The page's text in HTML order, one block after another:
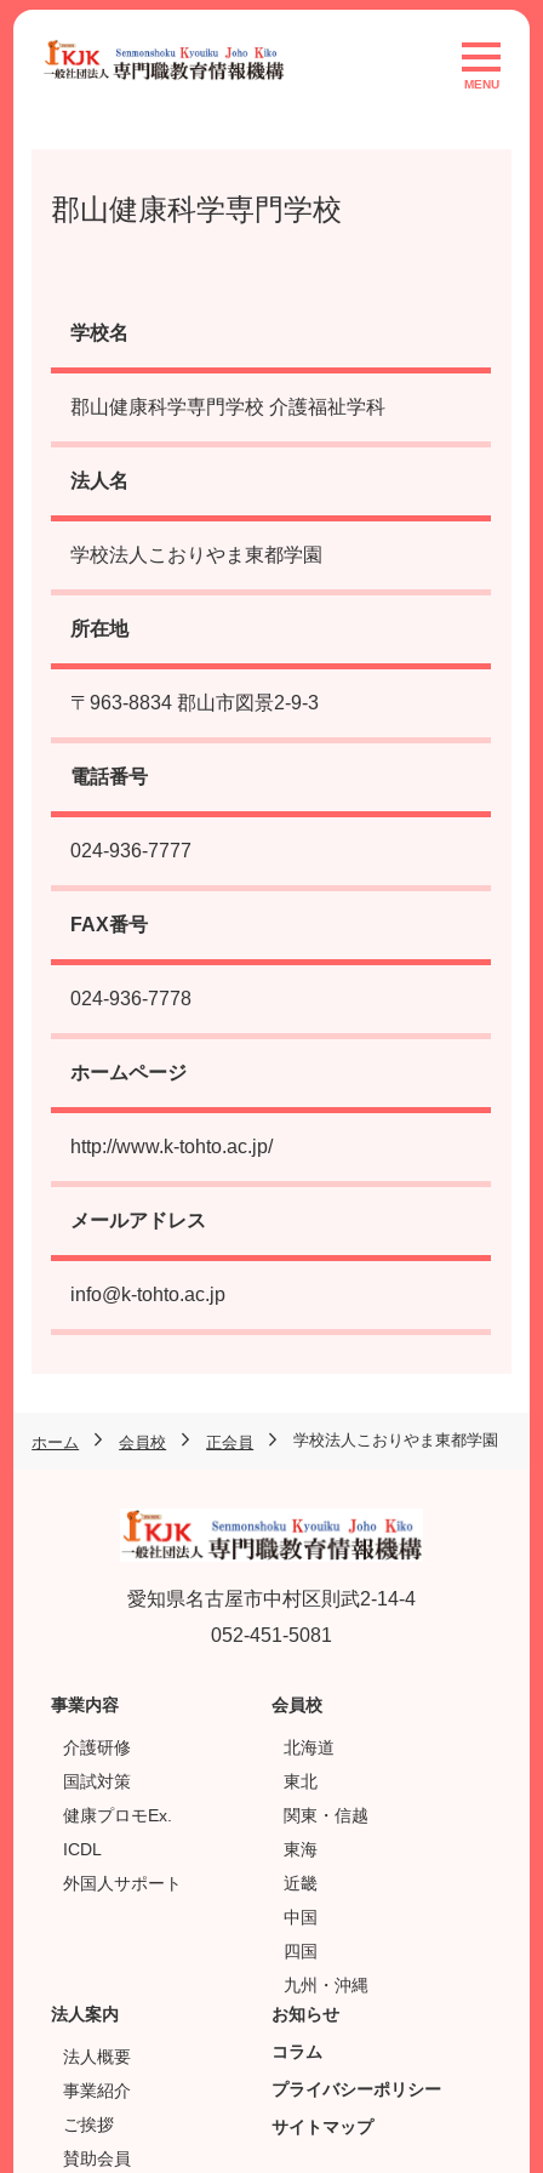
Skip
content
toggle
MENU
郡山健康科学専門学校
学校名
郡山健康科学専門学校 介護福祉学科
法人名
学校法人こおりやま東都学園
所在地
〒963-8834 郡山市図景2-9-3
電話番号
024-936-7777
FAX番号
024-936-7778
ホームページ
http://www.k-tohto.ac.jp/
メールアドレス
info@k-tohto.ac.jp
ホーム 会員校 正会員 学校法人こおりやま東都学園
愛知県名古屋市中村区則武2-14-4
052-451-5081
事業内容
介護研修
国試対策
健康プロモEx.
ICDL
外国人サポート
会員校
北海道
東北
関東・信越
東海
近畿
中国
四国
九州・沖縄
法人案内
法人概要
事業紹介
ご挨拶
賛助会員
お知らせ
コラム
プライバシーポリシー
サイトマップ